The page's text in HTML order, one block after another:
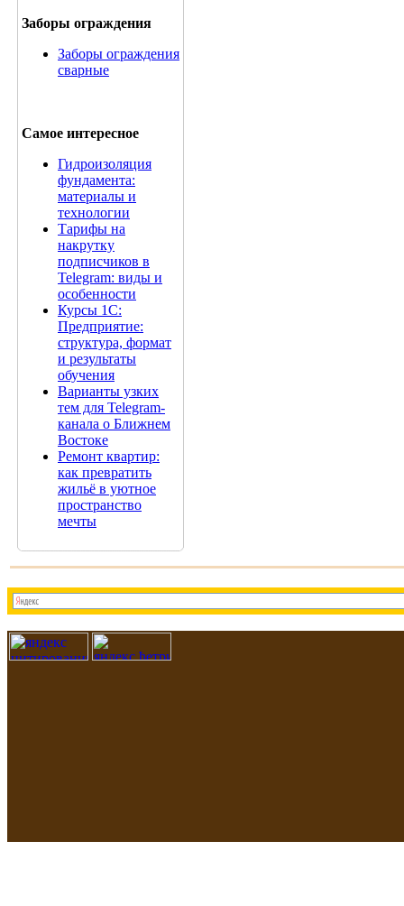
Заборы ограждения
Заборы ограждения
сварные
Самое интересное
Гидроизоляция
фундамента:
материалы и
технологии
Тарифы на
накрутку
подписчиков в
Telegram: виды и
особенности
Курсы 1С:
Предприятие:
структура, формат
и результаты
обучения
Варианты узких
тем для Telegram-
канала о Ближнем
Востоке
Ремонт квартир:
как превратить
жильё в уютное
пространство
мечты